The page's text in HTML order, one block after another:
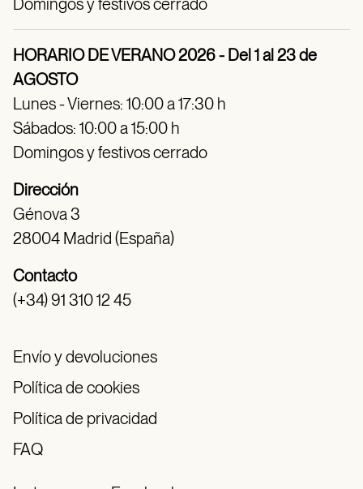
Domingos y festivos cerrado
HORARIO DE VERANO 2026 - Del 1 al 23 de
AGOSTO
Lunes - Viernes: 10:00 a 17:30 h
Sábados: 10:00 a 15:00 h
Domingos y festivos cerrado
Dirección
Génova 3
28004 Madrid (España)
Contacto
(+34) 91 310 12 45
Envío y devoluciones
Política de cookies
Política de privacidad
FAQ